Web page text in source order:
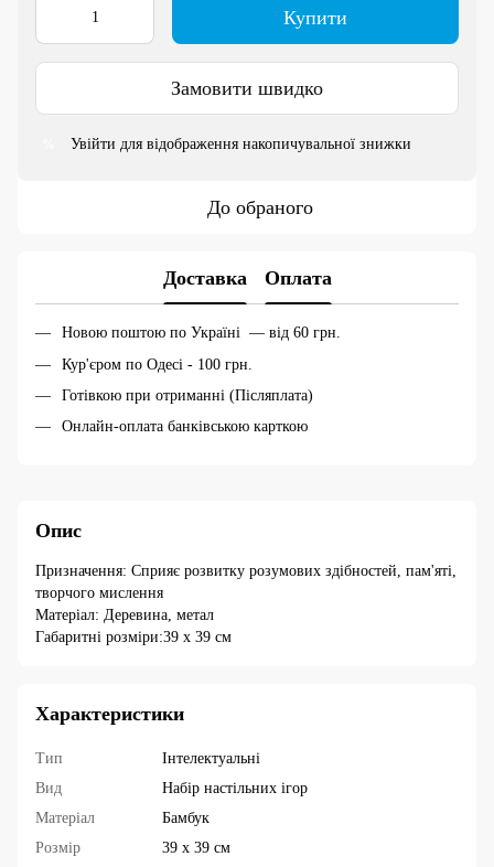
Купити
Замовити швидко
Увійти для відображення накопичувальної знижки
До обраного
Доставка Оплата
Новою поштою по Україні — від 60 грн.
Кур'єром по Одесі - 100 грн.
Готівкою при отриманні (Післяплата)
Онлайн-оплата банківською карткою
Опис
Призначення: Cприяє розвитку розумових здібностей, пам'яті,
творчого мислення
Матеріал: Деревина, метал
Габаритні розміри:39 x 39 см
Характеристики
Тип
Інтелектуальні
Вид
Набір настільних ігор
Матеріал
Бамбук
Розмір
39 х 39 см